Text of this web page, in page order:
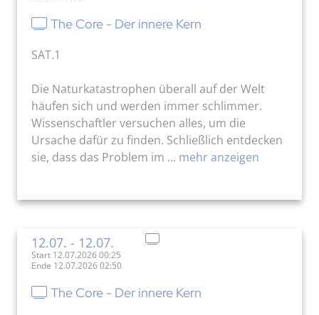
The Core - Der innere Kern
SAT.1
Die Naturkatastrophen überall auf der Welt
häufen sich und werden immer schlimmer.
Wissenschaftler versuchen alles, um die
Ursache dafür zu finden. Schließlich entdecken
sie, dass das Problem im ... mehr anzeigen
12.07. - 12.07.
Start 12.07.2026 00:25
Ende 12.07.2026 02:50
The Core - Der innere Kern